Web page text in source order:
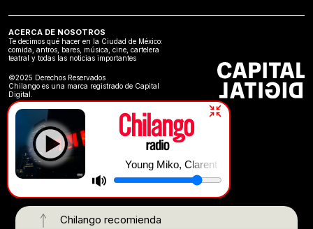
Young Miko, Clarent | BnB
Chilango recomienda
ACERCA DE NOSOTROS
Te decimos qué hacer en la Ciudad de México:
comida, antros, bares, música, cine, cartelera
teatral y todas las noticias importantes
©2025 Derechos Reservados
Chilango es una marca registrado de Capital
Digital.